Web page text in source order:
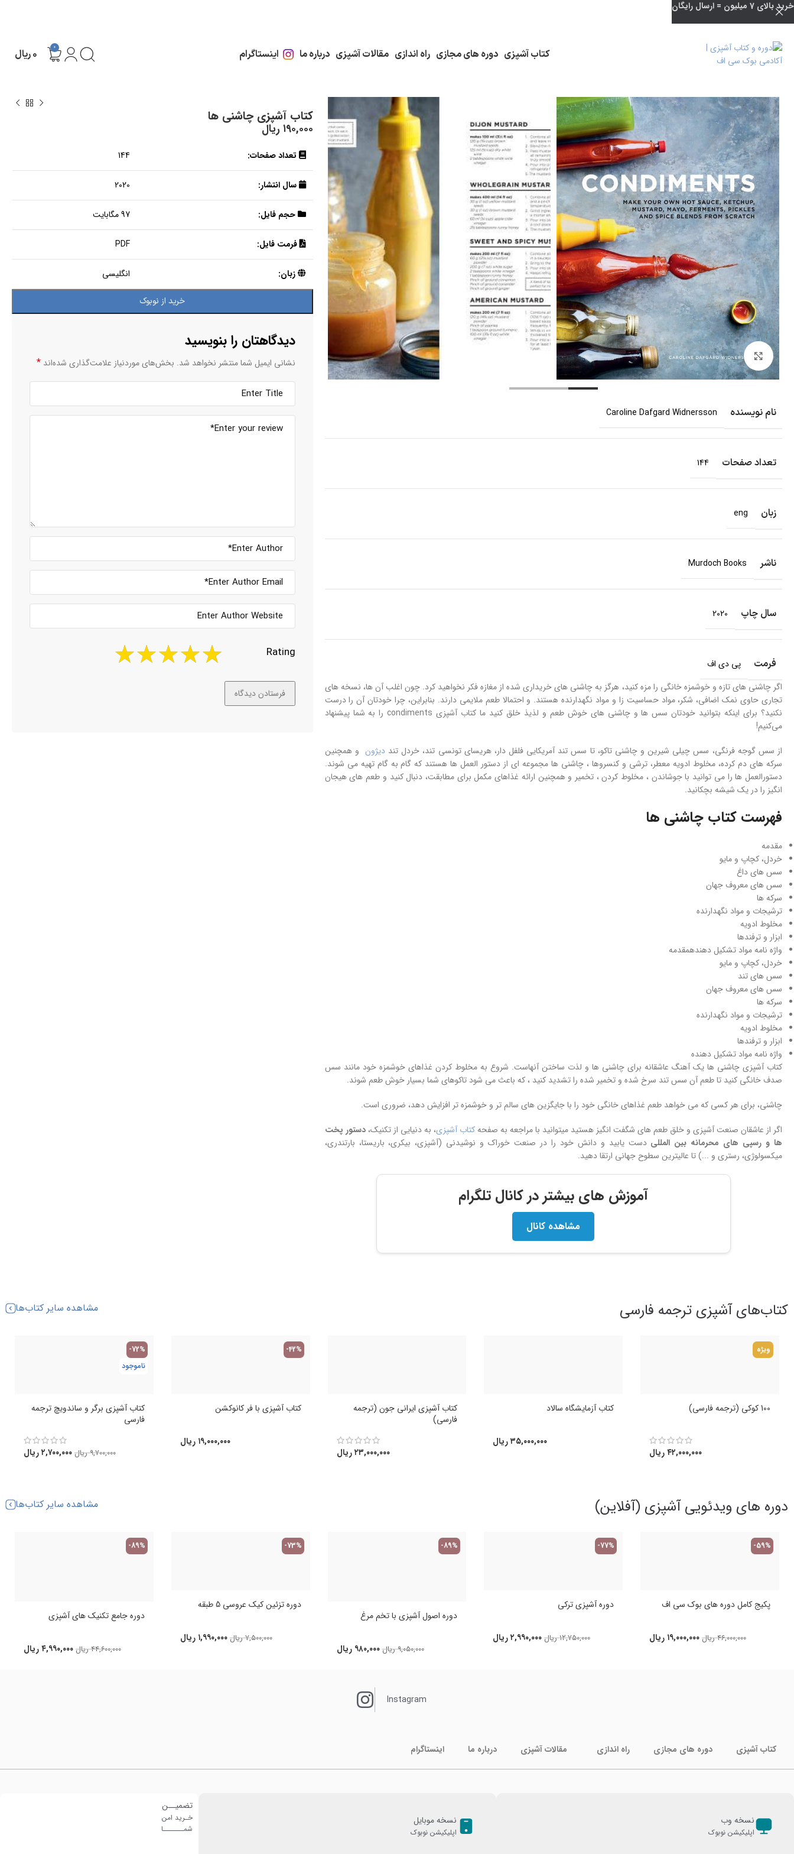
کتاب آشپزی دوره های مجازی راه اندازی مقالات آشپزی درباره ما اینستاگرام 0 ۰ریال
بزرگنمایی تصویر
نام نویسنده Caroline Dafgard Widnersson
تعداد صفحات 144
زبان eng
ناشر Murdoch Books
سال چاپ 2020
فرمت
پی دی اف
اگر چاشنی های تازه و خوشمزه خانگی را مزه کنید، هرگز به چاشنی های خریداری شده از مغازه فکر نخواهید کرد. چون اغلب آن ها، نسخه های
تجاری حاوی نمک اضافی، شکر، مواد حساسیت زا و مواد نگهدارنده هستند. و احتمالا طعم ملایمی دارند. بنابراین، چرا خودتان آن را درست
نکنید؟ برای اینکه بتوانید خودتان سس ها و چاشنی های خوش طعم و لذیذ خلق کنید ما کتاب آشپزی condiments را به شما پیشنهاد
می‌کنیم!
از سس گوجه فرنگی، سس چیلی شیرین و چاشنی تاکو، تا سس تند آمریکایی فلفل دار، هریسای تونسی تند، خردل تند دیژونو همچنین
سرکه های دم کرده، مخلوط ادویه معطر، ترشی و کنسروها ، چاشنی ها مجموعه ای از دستور العمل ها هستند که گام به گام تهیه می شوند.
دستورالعمل ها را می توانید با جوشاندن ، مخلوط کردن ، تخمیر و همچنین ارائه غذاهای مکمل برای مطابقت، دنبال کنید و طعم های هیجان
انگیز را در یک شیشه بچکانید.
فهرست کتاب چاشنی ها
مقدمه
خردل، کچاپ و مایو
سس های داغ
سس های معروف جهان
سرکه ها
ترشیجات و مواد نگهدارنده
مخلوط ادویه
ابزار و ترفندها
واژه نامه مواد تشکیل دهندهمقدمه
خردل، کچاپ و مایو
سس های تند
سس های معروف جهان
سرکه ها
ترشیجات و مواد نگهدارنده
مخلوط ادویه
ابزار و ترفندها
واژه نامه مواد تشکیل دهنده
کتاب آشپزی چاشنی ها یک آهنگ عاشقانه برای چاشنی ها و لذت ساختن آنهاست. شروع به مخلوط کردن غذاهای خوشمزه خود مانند سس
صدف خانگی کنید تا طعم آن سس تند سرخ شده و تخمیر شده را تشدید کنید ، که باعث می شود تاکوهای شما بسیار خوش طعم شوند.
چاشنی، برای هر کسی که می خواهد طعم غذاهای خانگی خود را با جایگزین های سالم تر و خوشمزه تر افزایش دهد، ضروری است.
اگر از عاشقان صنعت آشپزی و خلق طعم های شگفت انگیز هستید میتوانید با مراجعه به صفحهکتاب آشپزی، به دنیایی از تکنیک،دستور پخت
ها و رسپی های محرمانه بین المللی دست یابید و دانش خود را در صنعت خوراک و نوشیدنی (آشپزی، بیکری، باریستا، بارتندری،
میکسولوژی، رستری و ...) تا عالیترین سطوح جهانی ارتقا دهید.
آموزش های بیشتر در کانال تلگرام
مشاهده کانال
کتاب آشپزی چاشنی ها
۱۹۰,۰۰۰ ریال
تعداد صفحات: 144
سال انتشار: 2020
حجم فایل: 97 مگابایت
فرمت فایل: PDF
زبان: انگلیسی
خرید از نوبوک
دیدگاهتان را بنویسید
نشانی ایمیل شما منتشر نخواهد شد. بخش‌های موردنیاز علامت‌گذاری شده‌اند*
Rating
کتاب‌های آشپزی ترجمه فارسی مشاهده سایر کتاب‌ها
ویژه
100 کوکی (ترجمه فارسی)
۴۲,۰۰۰,۰۰۰ریال
کتاب آزمایشگاه سالاد
۳۵,۰۰۰,۰۰۰ ریال
کتاب آشپزی ایرانی جون (ترجمه
فارسی)
۲۳,۰۰۰,۰۰۰ریال
-42%
کتاب آشپزی با فر کانوکشن
۱۹,۰۰۰,۰۰۰ ریال
-72%
ناموجود
کتاب آشپزی برگر و ساندویچ ترجمه
فارسی
۹,۷۰۰,۰۰۰ ریال ۲,۷۰۰,۰۰۰ریال
دوره های ویدئویی آشپزی (آفلاین) مشاهده سایر کتاب‌ها
-59%
پکیج کامل دوره های بوک سی اف
۴۶,۰۰۰,۰۰۰ ریال ۱۹,۰۰۰,۰۰۰ ریال
-77%
دوره آشپزی ترکی
۱۲,۷۵۰,۰۰۰ ریال ۲,۹۹۰,۰۰۰ ریال
-89%
دوره اصول آشپزی با تخم مرغ
۹,۰۵۰,۰۰۰ ریال ۹۸۰,۰۰۰ ریال
-73%
دوره تزئین کیک عروسی 5 طبقه
۷,۵۰۰,۰۰۰ ریال ۱,۹۹۰,۰۰۰ ریال
-89%
دوره جامع تکنیک های آشپزی
۴۴,۶۰۰,۰۰۰ ریال ۴,۹۹۰,۰۰۰ریال
Instagram
کتاب آشپزی دوره های مجازی راه اندازی مقالات آشپزی درباره ما اینستاگرام
نسخه وب
اپلیکیشن نوبوک
نسخه موبایل
اپلیکیشن نوبوک
تضمیــن
خـرید امن
شمـــــــا
خرید بالای 7 میلیون = ارسال رایگان